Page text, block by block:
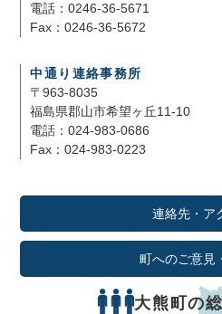
電話：0246-36-5671
Fax：0246-36-5672
中通り連絡事務所
〒963-8035
福島県郡山市希望ヶ丘11-10
電話：024-983-0686
Fax：024-983-0223
連絡先・ア
町へのご意見
大熊町の